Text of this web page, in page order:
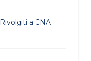
a CNA